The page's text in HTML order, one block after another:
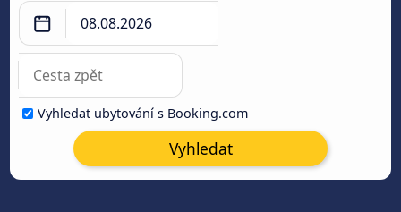
Vyhledat ubytování s Booking.com
Vyhledat